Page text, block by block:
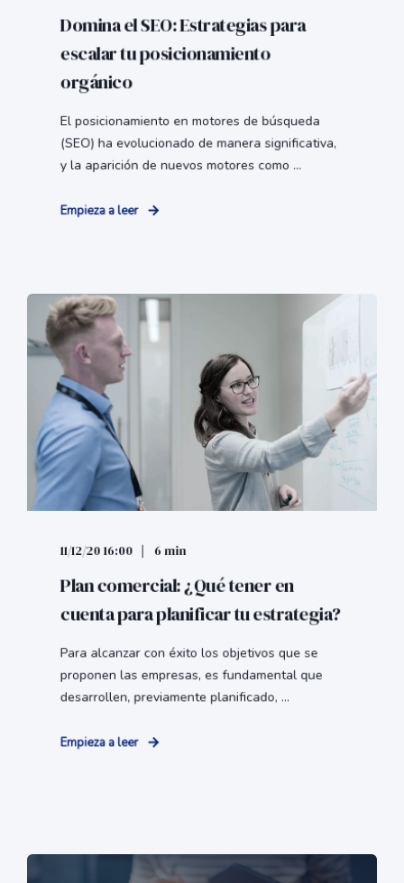
Domina el SEO: Estrategias para
escalar tu posicionamiento
orgánico
El posicionamiento en motores de búsqueda
(SEO) ha evolucionado de manera significativa,
y la aparición de nuevos motores como ...
Empieza a leer
11/12/20 16:00 6 min
Plan comercial: ¿Qué tener en
cuenta para planificar tu estrategia?
Para alcanzar con éxito los objetivos que se
proponen las empresas, es fundamental que
desarrollen, previamente planificado, ...
Empieza a leer